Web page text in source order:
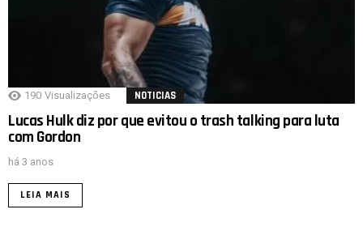
190 Visualizações NOTICIAS
Lucas Hulk diz por que evitou o trash talking para luta
com Gordon
há 3 anos
LEIA MAIS